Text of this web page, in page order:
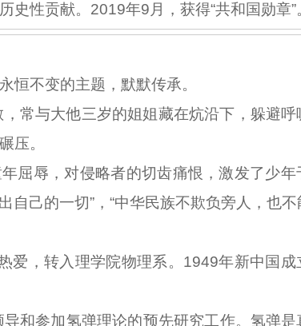
性贡献。2019年9月，获得“共和国勋章”
不变的主题，默默传承。
与大他三岁的姐姐藏在炕沿下，躲避呼
压。
辱，对侵略者的切齿痛恨，激发了少年
自己的一切”，“中华民族不欺负旁人，也不
，转入理学院物理系。1949年新中国成
参加氢弹理论的预先研究工作。氢弹是